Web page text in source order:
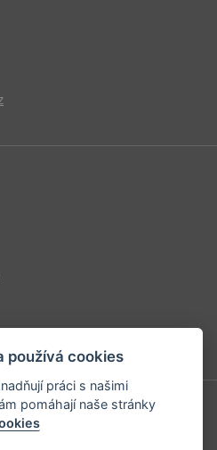
používá cookies
práci s našimi
pomáhají naše stránky